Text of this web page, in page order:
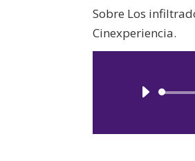
Sobre Los
Cinexperiencia.